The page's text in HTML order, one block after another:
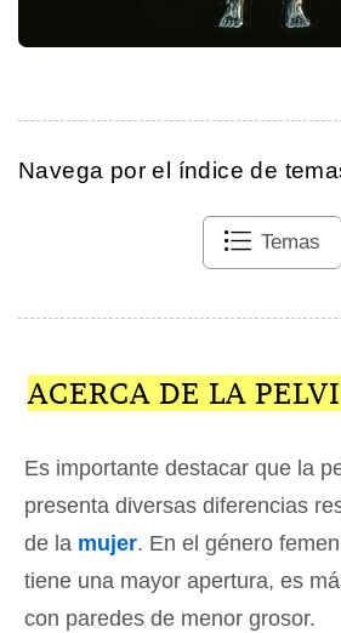
Navega por el índice de
Temas
ACERCA DE LA
Es importante destacar que la
presenta diversas diferencias
de la mujer. En el género
tiene una mayor apertura, es
con paredes de menor grosor.